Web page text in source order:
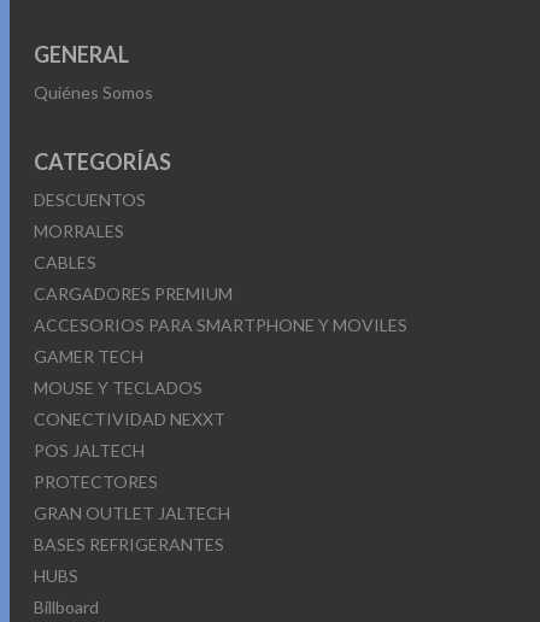
GENERAL
Quiénes Somos
CATEGORÍAS
DESCUENTOS
MORRALES
CABLES
CARGADORES PREMIUM
ACCESORIOS PARA SMARTPHONE Y MOVILES
GAMER TECH
MOUSE Y TECLADOS
CONECTIVIDAD NEXXT
POS JALTECH
PROTECTORES
GRAN OUTLET JALTECH
BASES REFRIGERANTES
HUBS
Billboard